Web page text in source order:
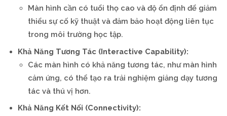
Màn hình cần có tuổi thọ cao và độ ổn định để giảm
thiểu sự cố kỹ thuật và đảm bảo hoạt động liên tục
trong môi trường học tập.
Khả Năng Tương Tác (Interactive Capability):
Các màn hình có khả năng tương tác, như màn hình
cảm ứng, có thể tạo ra trải nghiệm giảng dạy tương
tác và thú vị hơn.
Khả Năng Kết Nối (Connectivity):